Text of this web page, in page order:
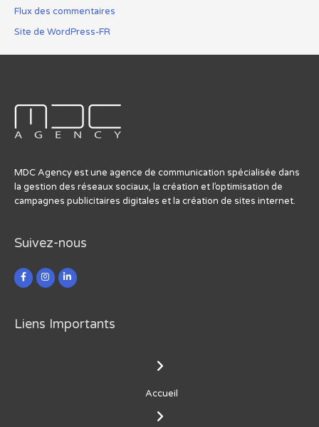
Flux des commentaires
Site de WordPress-FR
MDC Agency est une agence de communication spécialisée dans
la gestion des réseaux sociaux, la création et l’optimisation de
campagnes publicitaires digitales et la création de sites internet.
Suivez-nous
Liens Importants
Accueil